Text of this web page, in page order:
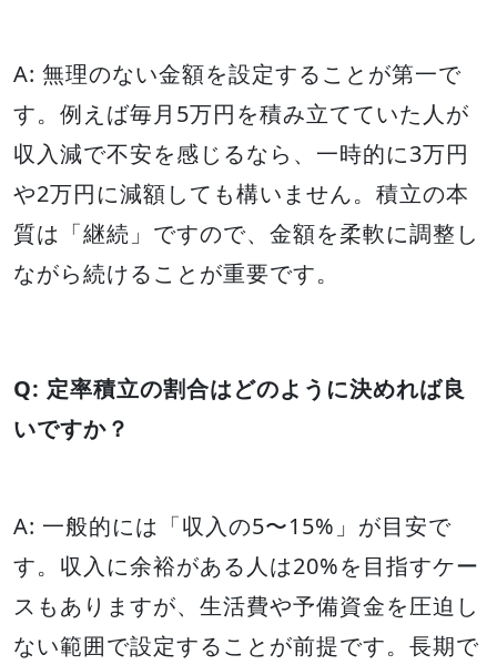
A: 無理のない金額を設定することが第一で
す。例えば毎月5万円を積み立てていた人が
収入減で不安を感じるなら、一時的に3万円
や2万円に減額しても構いません。積立の本
質は「継続」ですので、金額を柔軟に調整し
ながら続けることが重要です。
Q: 定率積立の割合はどのように決めれば良
いですか？
A: 一般的には「収入の5〜15%」が目安で
す。収入に余裕がある人は20%を目指すケー
スもありますが、生活費や予備資金を圧迫し
ない範囲で設定することが前提です。長期で